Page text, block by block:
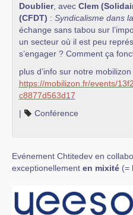
Doublier, avec Clem
(CFDT) : Syndicalisme dans
échange sans tabou sur
un secteur où il est peu
s’engager ? Comment ça
plus d’info sur notre mobilizon
https://mobilizon.fr/events/
c8877d563d17
|
Conférence
Evénement Chtitedev en
exceptionellement en mixité (=